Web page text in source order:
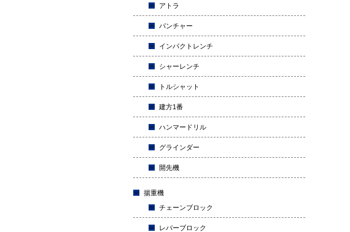
アトラ
パンチャー
インパクトレンチ
シャーレンチ
トルシャット
建方1番
ハンマードリル
グラインダー
開先機
揚重機
チェーンブロック
レバーブロック